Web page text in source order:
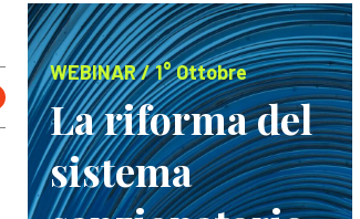
WEBINAR / 1° Ottobre
La riforma del
sistema